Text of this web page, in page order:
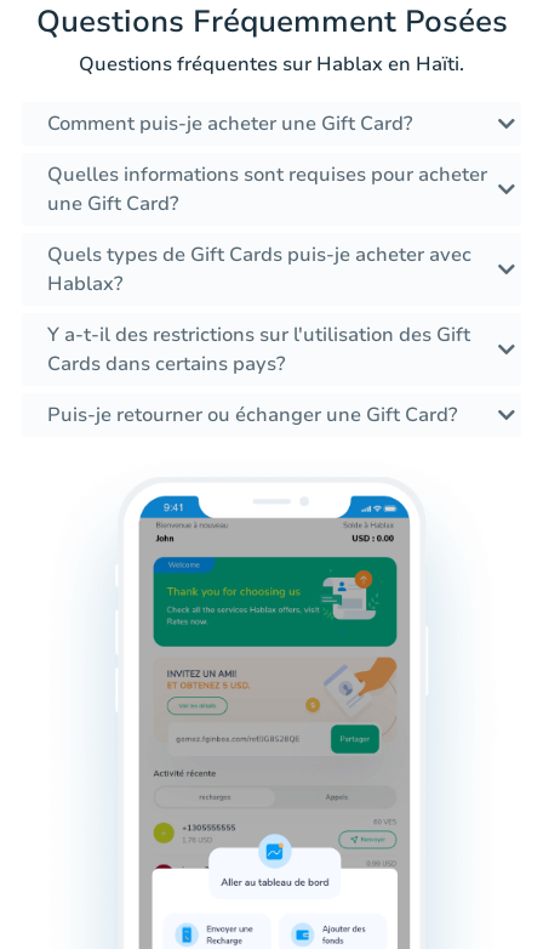
Questions Fréquemment Posées
Questions fréquentes sur Hablax en Haïti.
Comment puis-je acheter une Gift Card?
Quelles informations sont requises pour acheter
une Gift Card?
Quels types de Gift Cards puis-je acheter avec
Hablax?
Y a-t-il des restrictions sur l'utilisation des Gift
Cards dans certains pays?
Puis-je retourner ou échanger une Gift Card?